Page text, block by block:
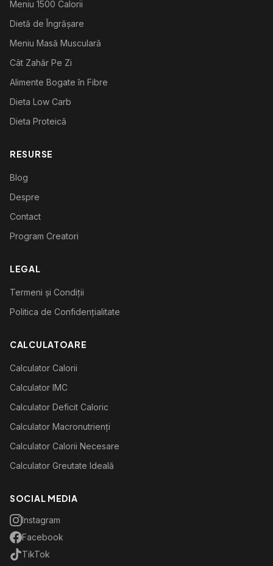
Meniu 1500 Calorii
Dietă de Îngrășare
Meniu Masă Musculară
Cât Zahăr Pe Zi
Alimente Bogate în Fibre
Dieta Low Carb
Dieta Proteică
RESURSE
Blog
Despre
Contact
Program Creatori
LEGAL
Termeni și Condiții
Politica de Confidențialitate
CALCULATOARE
Calculator Calorii
Calculator IMC
Calculator Deficit Caloric
Calculator Macronutrienți
Calculator Calorii Necesare
Calculator Greutate Ideală
SOCIAL MEDIA
Instagram
Facebook
TikTok